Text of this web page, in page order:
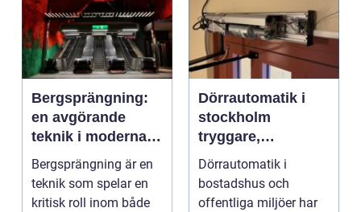
Bergsprängning:
en avgörande
teknik i moderna
byggprojekt
Bergsprängning är en
teknik som spelar en
kritisk roll inom både
Dörrautomatik i
stockholm
tryggare,
smidigare och mer
tillgängliga entréer
Dörrautomatik i
bostadshus och
offentliga miljöer har